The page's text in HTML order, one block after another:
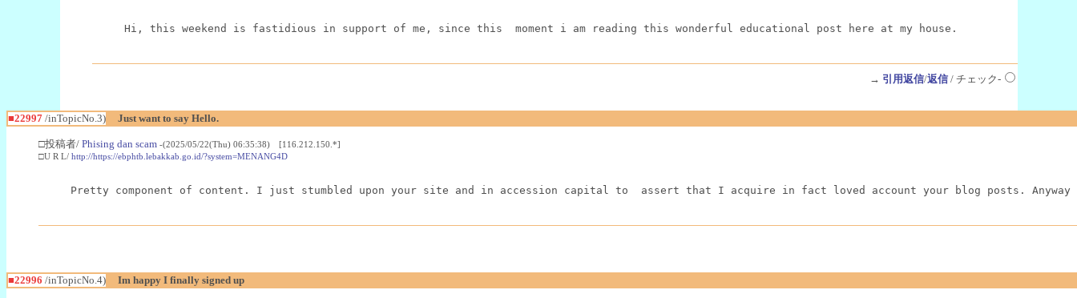
Hi, this weekend is fastidious in support of me, since this  moment i am reading this wonderful educational post here at my house.
→ 引用返信/返信/ チェック-
■22997 /inTopicNo.3) Just want to say Hello.
□投稿者/ Phising dan scam -(2025/05/22(Thu) 06:35:38) [116.212.150.*]
□U R L/ http://https://ebphtb.lebakkab.go.id/?system=MENANG4D
Pretty component of content. I just stumbled upon your site and in accession capital to  assert that I acquire in fact loved account your blog posts.
■22996 /inTopicNo.4) Im happy I finally signed up